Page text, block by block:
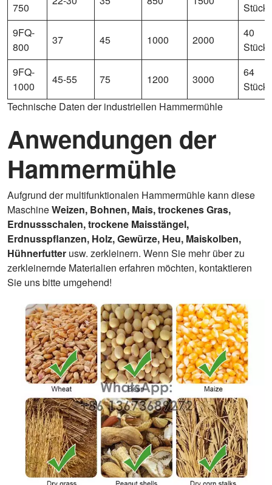
750
Stück
9FQ-
800
37 45 1000 2000
40
Stück
9FQ-
1000
45-55 75 1200 3000
64
Stück
Technische Daten der industriellen Hammermühle
Anwendungen der
Hammermühle
Aufgrund der multifunktionalen Hammermühle kann diese
MaschineWeizen, Bohnen, Mais, trockenes Gras,
Erdnussschalen, trockene Maisstängel,
Erdnusspflanzen, Holz, Gewürze, Heu, Maiskolben,
Hühnerfutter usw. zerkleinern. Wenn Sie mehr über zu
zerkleinernde Materialien erfahren möchten, kontaktieren
Sie uns bitte umgehend!